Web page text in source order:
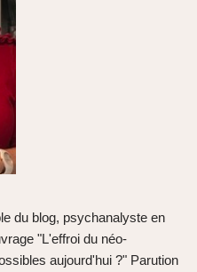
du blog, psychanalyste en
"L'effroi du néo-
aujourd'hui ?" Parution